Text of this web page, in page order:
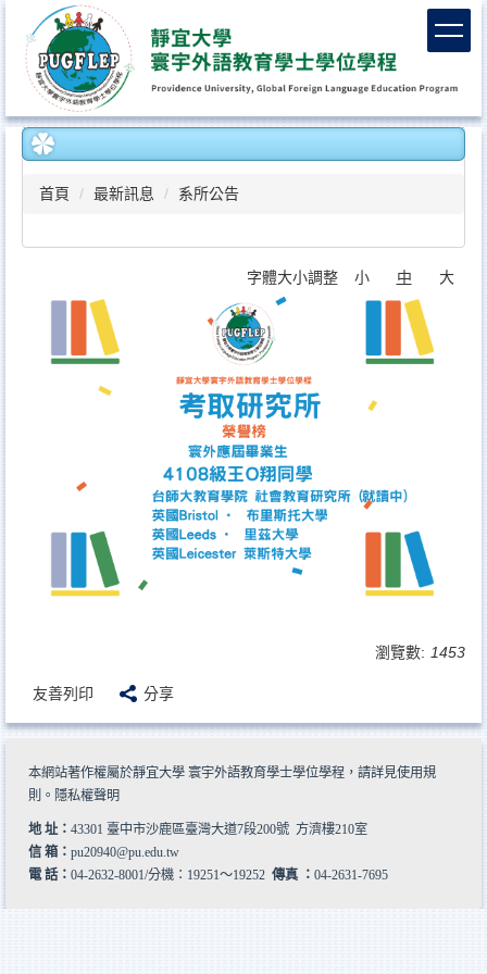
容
區
首頁 最新訊息 系所公告
字體大小調整 小 中 大
瀏覽數: 1453
友善列印 分享
本網站著作權屬於靜宜大學 寰宇外語教育學士學位學程，請詳見使用規
則 。 隱私權聲明
地 址： 43301 臺中市沙鹿區臺灣大道7段200號 方濟樓210室
信 箱： pu20940@pu.edu.tw
電 話： 04-2632-8001/分機：19251～19252 傳真 ： 04-2631-7695